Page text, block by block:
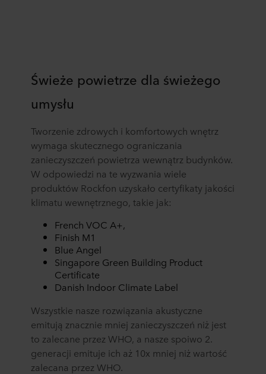
Świeże powietrze dla świeżego
umysłu
Tworzenie zdrowych i komfortowych wnętrz
wymaga skutecznego ograniczania
zanieczyszczeń powietrza wewnątrz budynków.
W odpowiedzi na te wyzwania wiele
produktów Rockfon uzyskało certyfikaty jakości
klimatu wewnętrznego, takie jak:
French VOC A+,
Finish M1
Blue Angel
Singapore Green Building Product
Certificate
Danish Indoor Climate Label
Wszystkie nasze rozwiązania akustyczne
emitują znacznie mniej zanieczyszczeń niż jest
to zalecane przez WHO, a nasze spoiwo 2.
generacji emituje ich aż 10x mniej niż wartość
zalecana przez WHO.